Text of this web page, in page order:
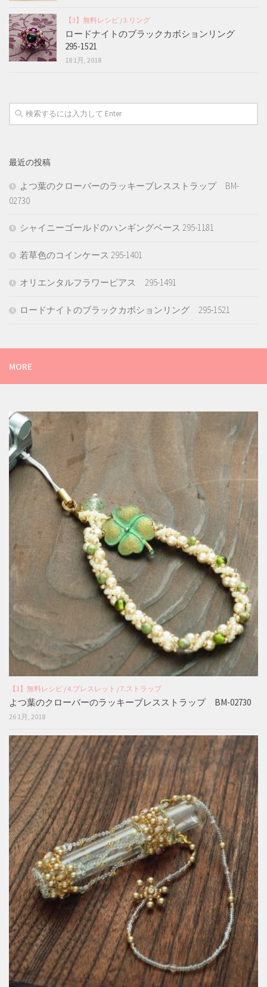
【3】無料レシピ /3.リング
ロードナイトのブラックカボションリング
295-1521
18 1月, 2018
最近の投稿
よつ葉のクローバーのラッキーブレスストラップ BM-
02730
シャイニーゴールドのハンギングベース 295-1181
若草色のコインケース 295-1401
オリエンタルフラワーピアス 295-1491
ロードナイトのブラックカボションリング 295-1521
MORE
【3】無料レシピ /4.ブレスレット /7.ストラップ
よつ葉のクローバーのラッキーブレスストラップ BM-02730
26 1月, 2018